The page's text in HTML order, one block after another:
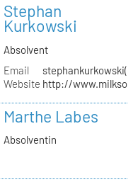
Stephan
Kurkowski
Absolvent
Email
Website http://
Marthe Labes
Absolventin